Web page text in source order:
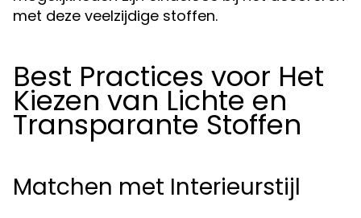
met deze veelzijdige stoffen.
Best Practices voor Het
Kiezen van Lichte en
Transparante Stoffen
Matchen met Interieurstijl